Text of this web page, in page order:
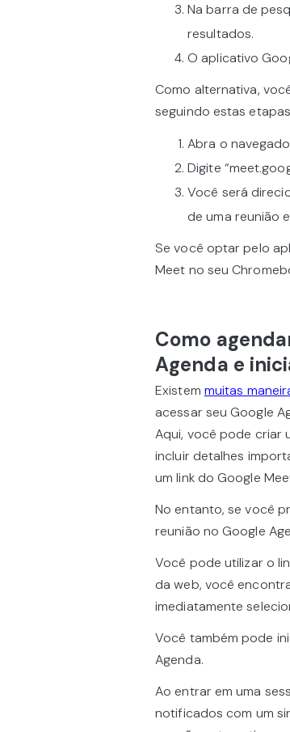
Na barra de
resultados.
O aplicativo
Como alternativa,
seguindo estas
Abra o
Digite
Você será
de uma reunião
Se você optar pelo
Meet no seu
Como
Agenda e
Existem muitas
acessar seu Google
Aqui, você pode criar
incluir detalhes
um link do Google
No entanto, se você
reunião no Google
Você pode utilizar o
da web, você
imediatamente
Você também pode
Agenda.
Ao entrar em uma
notificados com um